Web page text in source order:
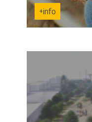
+info